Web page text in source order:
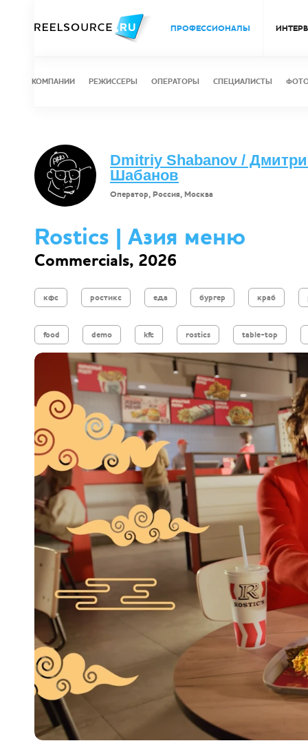
ПРОФЕССИОНАЛЫ
КОМПАНИИ РЕЖИССЕРЫ ОПЕРАТОРЫ СПЕЦИАЛИСТЫ
Dmitriy Shabanov /
Шабанов
Оператор, Россия, Москва
Rostics | Азия меню
Commercials, 2026
кфс ростикс еда бургер краб
food demo kfc rostics table-top